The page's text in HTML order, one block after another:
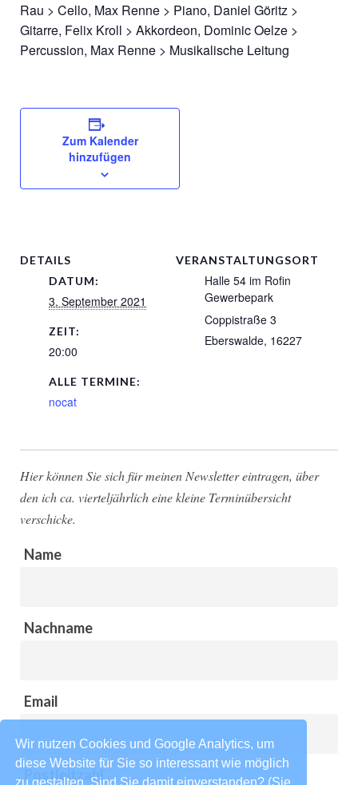
Wir nutzen Cookies und Google Analytics, um
diese Website für Sie so interessant wie möglich
zu gestalten. Sind Sie damit einverstanden? (Sie
Rau > Cello, Max Renne > Piano, Daniel Göritz >
Gitarre, Felix Kroll > Akkordeon, Dominic Oelze >
Percussion, Max Renne > Musikalische Leitung
Zum Kalender
hinzufügen
DETAILS
DATUM:
3. September 2021
ZEIT:
20:00
ALLE TERMINE:
nocat
VERANSTALTUNGSORT
Halle 54 im Rofin
Gewerbepark
Coppistraße 3
Eberswalde, 16227
Hier können Sie sich für meinen Newsletter eintragen, über
den ich ca. vierteljährlich eine kleine Terminübersicht
verschicke.
Name
Nachname
Email
Postleitzahl